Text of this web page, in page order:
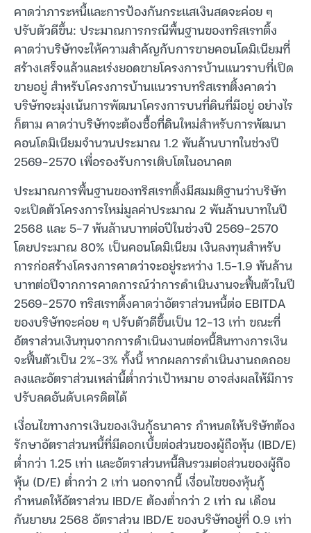
คาดว่าภาระหนี้และการป้องกันกระแสเงินสดจะค่อย ๆ
ปรับตัวดีขึ้น: ประมาณการกรณีพื้นฐานของทริสเรทติ้ง
คาดว่าบริษัทจะให้ความสำคัญกับการขายคอนโดมิเนียมที่
สร้างเสร็จแล้วและเร่งยอดขายโครงการบ้านแนวราบที่เปิด
ขายอยู่ สำหรับโครงการบ้านแนวราบทริสเรทติ้งคาดว่า
บริษัทจะมุ่งเน้นการพัฒนาโครงการบนที่ดินที่มีอยู่ อย่างไร
ก็ตาม คาดว่าบริษัทจะต้องซื้อที่ดินใหม่สำหรับการพัฒนา
คอนโดมิเนียมจำนวนประมาณ 1.2 พันล้านบาทในช่วงปี
2569-2570 เพื่อรองรับการเติบโตในอนาคต
ประมาณการพื้นฐานของทริสเรทติ้งมีสมมติฐานว่าบริษัท
จะเปิดตัวโครงการใหม่มูลค่าประมาณ 2 พันล้านบาทในปี
2568 และ 5-7 พันล้านบาทต่อปีในช่วงปี 2569-2570
โดยประมาณ 80% เป็นคอนโดมิเนียม เงินลงทุนสำหรับ
การก่อสร้างโครงการคาดว่าจะอยู่ระหว่าง 1.5-1.9 พันล้าน
บาทต่อปีจากการคาดการณ์ว่าการดำเนินงานจะฟื้นตัวในปี
2569-2570 ทริสเรทติ้งคาดว่าอัตราส่วนหนี้ต่อ EBITDA
ของบริษัทจะค่อย ๆ ปรับตัวดีขึ้นเป็น 12-13 เท่า ขณะที่
อัตราส่วนเงินทุนจากการดำเนินงานต่อหนี้สินทางการเงิน
จะฟื้นตัวเป็น 2%-3% ทั้งนี้ หากผลการดำเนินงานถดถอย
ลงและอัตราส่วนเหล่านี้ต่ำกว่าเป้าหมาย อาจส่งผลให้มีการ
ปรับลดอันดับเครดิตได้
เงื่อนไขทางการเงินของเงินกู้ธนาคาร กำหนดให้บริษัทต้อง
รักษาอัตราส่วนหนี้ที่มีดอกเบี้ยต่อส่วนของผู้ถือหุ้น (IBD/E)
ต่ำกว่า 1.25 เท่า และอัตราส่วนหนี้สินรวมต่อส่วนของผู้ถือ
หุ้น (D/E) ต่ำกว่า 2 เท่า นอกจากนี้ เงื่อนไขของหุ้นกู้
กำหนดให้อัตราส่วน IBD/E ต้องต่ำกว่า 2 เท่า ณ เดือน
กันยายน 2568 อัตราส่วน IBD/E ของบริษัทอยู่ที่ 0.9 เท่า